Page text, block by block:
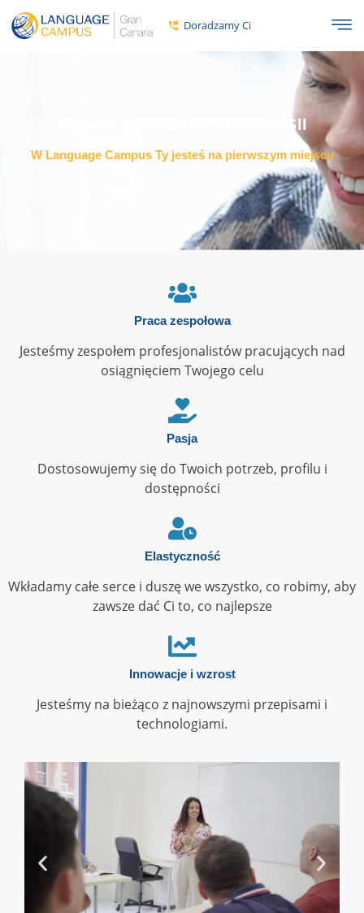
Doradzamy Ci
O NAS I NASZEJ METODOLOGII
W Language Campus Ty jesteś na pierwszym miejscu
Praca zespołowa
Jesteśmy zespołem profesjonalistów pracujących nad
osiągnięciem Twojego celu
Pasja
Dostosowujemy się do Twoich potrzeb, profilu i
dostępności
Elastyczność
Wkładamy całe serce i duszę we wszystko, co robimy, aby
zawsze dać Ci to, co najlepsze
Innowacje i wzrost
Jesteśmy na bieżąco z najnowszymi przepisami i
technologiami.